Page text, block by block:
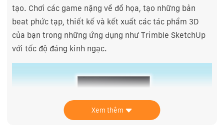
tạo. Chơi các game nặng về đồ họa, tạo những bản
beat phức tạp, thiết kế và kết xuất các tác phẩm 3D
của bạn trong những ứng dụng như Trimble SketchUp
với tốc độ đáng kinh ngạc.
Xem thêm